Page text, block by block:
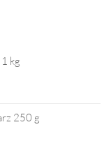
kg
250 g